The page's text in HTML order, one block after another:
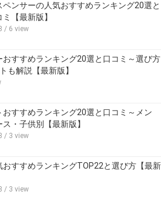
ペンサーの人気おすすめランキング20選と
【最新版】
/ 6 view
おすすめランキング20選と口コミ～選び方
も解説【最新版】
おすすめランキング20選と口コミ～メン
・子供別【最新版】
/ 3 view
おすすめランキングTOP22と選び方【最新
/ 3 view